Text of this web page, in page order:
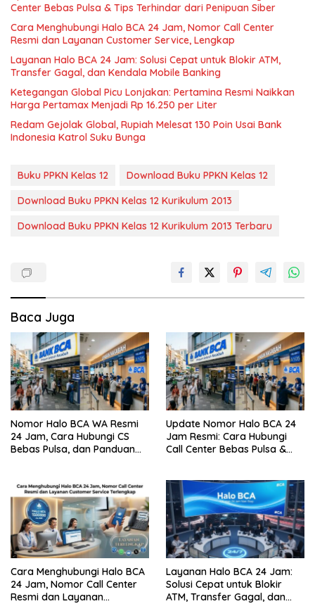
Center Bebas Pulsa & Tips Terhindar dari Penipuan Siber
Cara Menghubungi Halo BCA 24 Jam, Nomor Call Center
Resmi dan Layanan Customer Service, Lengkap
Layanan Halo BCA 24 Jam: Solusi Cepat untuk Blokir ATM,
Transfer Gagal, dan Kendala Mobile Banking
Ketegangan Global Picu Lonjakan: Pertamina Resmi Naikkan
Harga Pertamax Menjadi Rp 16.250 per Liter
Redam Gejolak Global, Rupiah Melesat 130 Poin Usai Bank
Indonesia Katrol Suku Bunga
Buku PPKN Kelas 12
Download Buku PPKN Kelas 12
Download Buku PPKN Kelas 12 Kurikulum 2013
Download Buku PPKN Kelas 12 Kurikulum 2013 Terbaru
Baca Juga
Nomor Halo BCA WA Resmi
24 Jam, Cara Hubungi CS
Bebas Pulsa, dan Panduan
Update Nomor Halo BCA 24
Jam Resmi: Cara Hubungi
Call Center Bebas Pulsa &
Cara Menghubungi Halo BCA
24 Jam, Nomor Call Center
Resmi dan Layanan
Layanan Halo BCA 24 Jam:
Solusi Cepat untuk Blokir
ATM, Transfer Gagal, dan